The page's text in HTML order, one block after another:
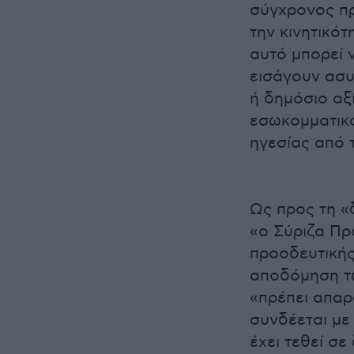
σύγχρονος
την
αυτό μπορεί
εισάγουν
ή δημόσιο
ηγεσίας από
Ως προς τη
«ο Σύριζα
αποδόμηση
«πρέπει
συνδέεται
έχει τεθεί